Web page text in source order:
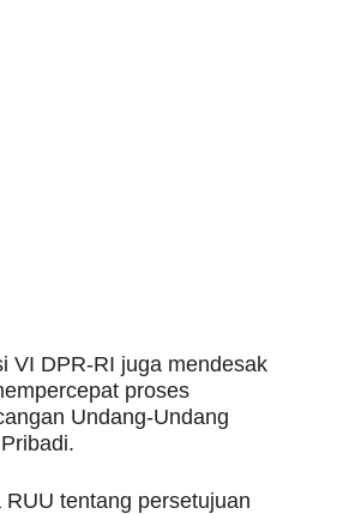
VI DPR-RI juga mendesak
proses
Undang-Undang
RUU tentang persetujuan